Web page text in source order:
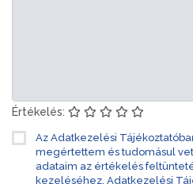
Értékelés:
Az Adatkezelési
megértettem és tudomásul
adataim az értékelés
kezeléséhez. Adatkezelési